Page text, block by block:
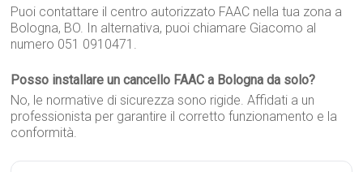
Puoi contattare il centro autorizzato FAAC nella tua zona a
Bologna, BO. In alternativa, puoi chiamare Giacomo al
numero 051 0910471.
Posso installare un cancello FAAC a Bologna da solo?
No, le normative di sicurezza sono rigide. Affidati a un
professionista per garantire il corretto funzionamento e la
conformità.